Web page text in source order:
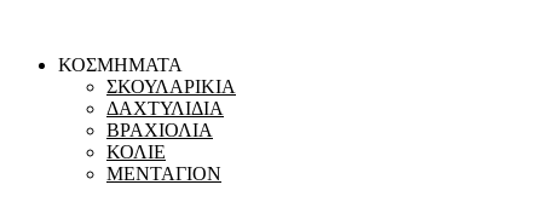
ΚΟΣΜΗΜΑΤΑ
ΣΚΟΥΛΑΡΙΚΙΑ
ΔΑΧΤΥΛΙΔΙΑ
ΒΡΑΧΙΟΛΙΑ
ΚΟΛΙΕ
ΜΕΝΤΑΓΙΟΝ